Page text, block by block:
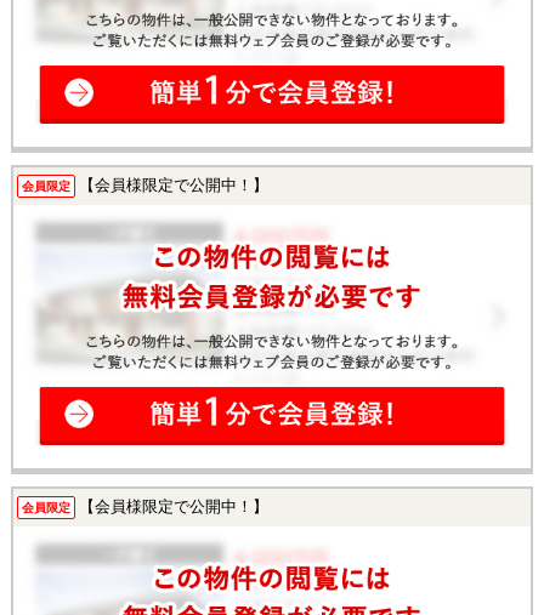
会員限定 【会員様限定で公開中！】
会員限定 【会員様限定で公開中！】